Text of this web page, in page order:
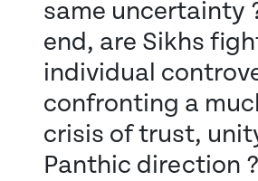
same uncertainty
end, are Sikhs
individual
confronting a
crisis of trust,
Panthic direction ?